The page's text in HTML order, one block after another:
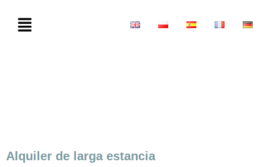
Alquiler de larga estancia